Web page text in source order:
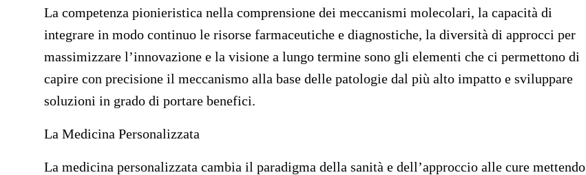
La competenza pionieristica nella comprensione dei meccanismi molecolari, la capacità di
integrare in modo continuo le risorse farmaceutiche e diagnostiche, la diversità di approcci per
massimizzare l’innovazione e la visione a lungo termine sono gli elementi che ci permettono di
capire con precisione il meccanismo alla base delle patologie dal più alto impatto e sviluppare
soluzioni in grado di portare benefici.
La Medicina Personalizzata
La medicina personalizzata cambia il paradigma della sanità e dell’approccio alle cure mettendo